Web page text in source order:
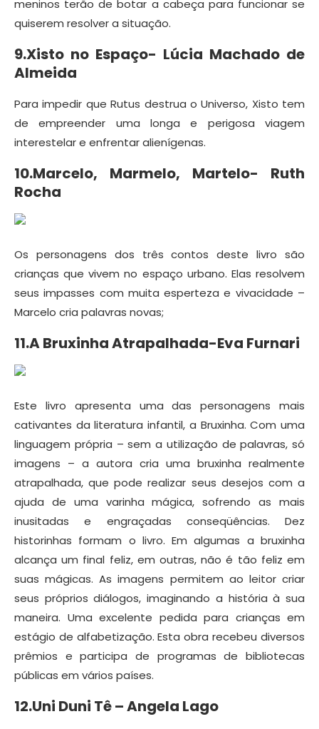
meninos terão de botar a cabeça para funcionar se
quiserem resolver a situação.
9.Xisto no Espaço- Lúcia Machado de
Almeida
Para impedir que Rutus destrua o Universo, Xisto tem
de empreender uma longa e perigosa viagem
interestelar e enfrentar alienígenas.
10.Marcelo, Marmelo, Martelo- Ruth
Rocha
Os personagens dos três contos deste livro são
crianças que vivem no espaço urbano. Elas resolvem
seus impasses com muita esperteza e vivacidade –
Marcelo cria palavras novas;
11.A Bruxinha Atrapalhada-Eva Furnari
Este livro apresenta uma das personagens mais
cativantes da literatura infantil, a Bruxinha. Com uma
linguagem própria – sem a utilização de palavras, só
imagens – a autora cria uma bruxinha realmente
atrapalhada, que pode realizar seus desejos com a
ajuda de uma varinha mágica, sofrendo as mais
inusitadas e engraçadas conseqüências. Dez
historinhas formam o livro. Em algumas a bruxinha
alcança um final feliz, em outras, não é tão feliz em
suas mágicas. As imagens permitem ao leitor criar
seus próprios diálogos, imaginando a história à sua
maneira. Uma excelente pedida para crianças em
estágio de alfabetização. Esta obra recebeu diversos
prêmios e participa de programas de bibliotecas
públicas em vários países.
12.Uni Duni Tê – Angela Lago